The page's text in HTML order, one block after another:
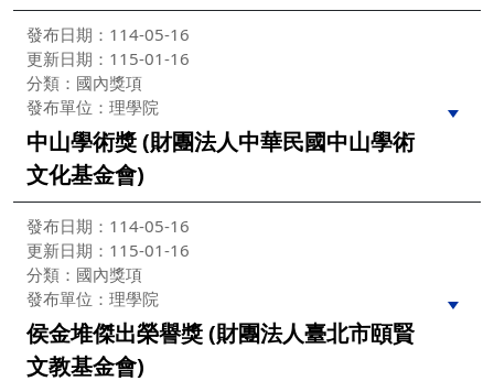
發布日期：114-05-16
更新日期：115-01-16
分類：國內獎項
發布單位：理學院
中山學術獎 (財團法人中華民國中山學術
文化基金會)
發布日期：114-05-16
更新日期：115-01-16
分類：國內獎項
發布單位：理學院
侯金堆傑出榮譽獎 (財團法人臺北市頤賢
文教基金會)